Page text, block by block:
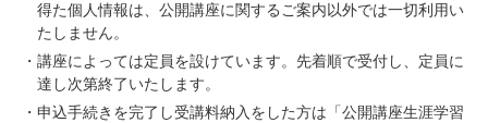
得た個人情報は、公開講座に関するご案内以外では一切利用い
たしません。
・講座によっては定員を設けています。先着順で受付し、定員に
達し次第終了いたします。
・申込手続きを完了し受講料納入をした方は「公開講座生涯学習